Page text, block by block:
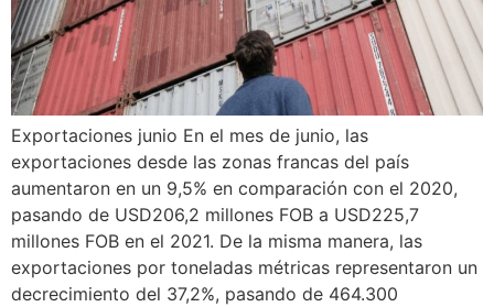
Exportaciones junio En el mes de junio, las
exportaciones desde las zonas francas del país
aumentaron en un 9,5% en comparación con el 2020,
pasando de USD206,2 millones FOB a USD225,7
millones FOB en el 2021. De la misma manera, las
exportaciones por toneladas métricas representaron un
decrecimiento del 37,2%, pasando de 464.300